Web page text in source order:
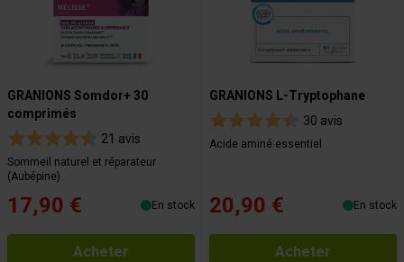
GRANIONS Somdor+ 30
comprimés
21 avis
Sommeil naturel et réparateur
(Aubépine)
17,90 € En stock
Acheter
GRANIONS L-Tryptophane
30 avis
Acide aminé essentiel
20,90 € En stock
Acheter